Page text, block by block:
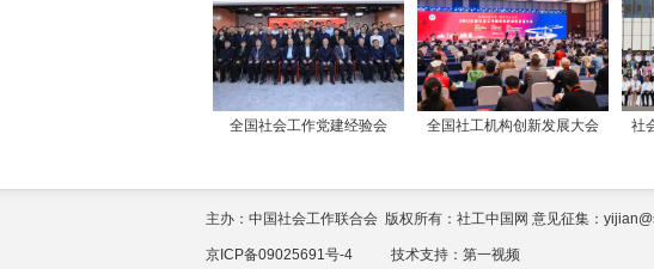
全国社会工作党建经验会 全国社工机构创新发展大会 社
主办：中国社会工作联合会 版权所有：社工中国网 意见征集：
京ICP备09025691号-4 技术支持： 第一视频